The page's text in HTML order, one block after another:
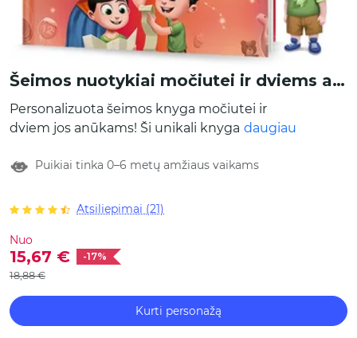
Šeimos nuotykiai močiutei ir dviems anūkams
Personalizuota šeimos knyga močiutei ir
dviem jos anūkams! Ši unikali knyga suartins
meilę. Galima rinktis iš daugiau nei 10 veiklų,
spalvinga ir smagi šeimos knyga bendravimą
daugiau
Puikiai tinka 0–6 metų amžiaus vaikams
Atsiliepimai (21)
Nuo
15,67 €
-17%
18,88 €
Kurti personažą